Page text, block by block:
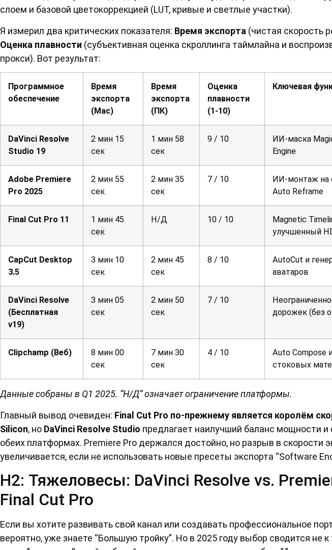
слоем и базовой цветокоррекцией (LUT, кривые и светлые участки).
Я измерил два критических показателя: Время экспорта (чистая скорость
Оценка плавности (субъективная оценка скроллинга таймлайна и
прокси). Вот результат:
Программное
обеспечение
Время
экспорта
(Mac)
Время
экспорта
(ПК)
Оценка
плавности
(1-10)
Ключевая
DaVinci Resolve
Studio 19
2 мин 15
сек
1 мин 58
сек
9 / 10
ИИ-маска
Engine
Adobe Premiere
Pro 2025
2 мин 55
сек
2 мин 35
сек
7 / 10
ИИ-монтаж на
Auto Reframe
Final Cut Pro 11
1 мин 45
сек
Н/Д 10 / 10
Magnetic
улучшенный
CapCut Desktop
3.5
3 мин 10
сек
2 мин 45
сек
8 / 10
AutoCut и
аватаров
DaVinci Resolve
(Бесплатная
v19)
3 мин 05
сек
2 мин 50
сек
7 / 10
дорожек (без
Clipchamp (Веб)
8 мин 00
сек
7 мин 30
сек
4 / 10
Auto Compose
стоковых
Данные собраны в Q1 2025. “Н/Д” означает ограничение платформы.
Главный вывод очевиден: Final Cut Pro по-прежнему является королём
Silicon, но DaVinci Resolve Studio предлагает наилучший баланс мощности и
обеих платформах. Premiere Pro держался достойно, но разрыв в скорости
увеличивается, если не использовать новые пресеты экспорта “Software
H2: Тяжеловесы: DaVinci Resolve vs.
Final Cut Pro
Если вы хотите развивать свой канал или создавать профессиональное
вероятно, уже знаете “Большую тройку”. Но в 2025 году выбор сводится не к